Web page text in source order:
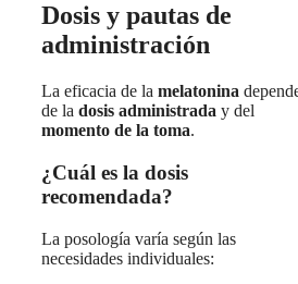
Dosis y pautas de
administración
La eficacia de la melatonina
de la dosis administrada y del
momento de la toma.
¿Cuál es la dosis
recomendada?
La posología varía según las
necesidades individuales: